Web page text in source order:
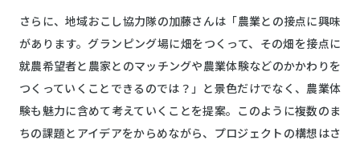
さらに、地域おこし協力隊の加藤さんは「農業との接点に興味
があります。グランピング場に畑をつくって、その畑を接点に
就農希望者と農家とのマッチングや農業体験などのかかわりを
つくっていくことできるのでは？」と景色だけでなく、農業体
験も魅力に含めて考えていくことを提案。このように複数のま
ちの課題とアイデアをからめながら、プロジェクトの構想はさ